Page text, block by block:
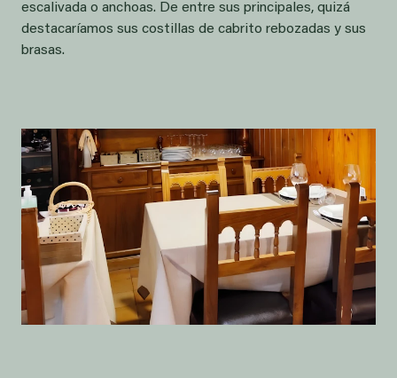
escalivada o anchoas. De entre sus principales, quizá
destacaríamos sus costillas de cabrito rebozadas y sus
brasas.